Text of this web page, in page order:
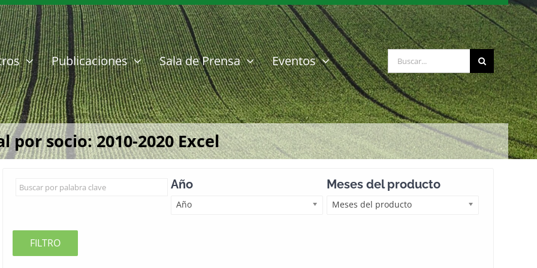
Publicaciones Sala de Prensa Eventos Buscar:
socio: 2010-2020 Excel
Año
Año
Meses del producto
Meses del producto
FILTRO